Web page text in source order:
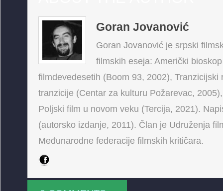
Goran Jovanović
Goran Jovanović je srpski
filmskih eseja: Američki
filmdevedesetih (Boom 93, 2002),
tranzicije (Centar za kulturu Požarevac,
Poljski film u novom veku (Tercija, 2021).
(autorsko izdanje, 2011). Član je Udruženja
Međunarodne federacije filmskih kritičara.